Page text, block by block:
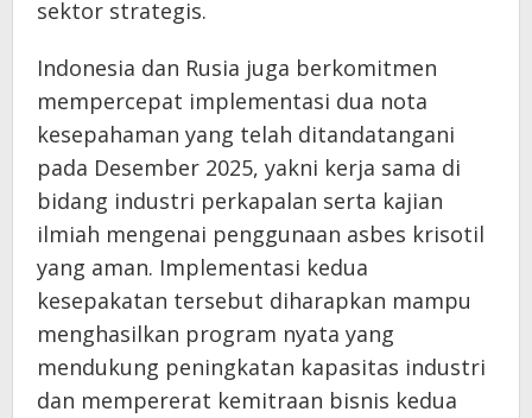
sektor strategis.
Indonesia dan Rusia juga berkomitmen
mempercepat implementasi dua nota
kesepahaman yang telah ditandatangani
pada Desember 2025, yakni kerja sama di
bidang industri perkapalan serta kajian
ilmiah mengenai penggunaan asbes krisotil
yang aman. Implementasi kedua
kesepakatan tersebut diharapkan mampu
menghasilkan program nyata yang
mendukung peningkatan kapasitas industri
dan mempererat kemitraan bisnis kedua